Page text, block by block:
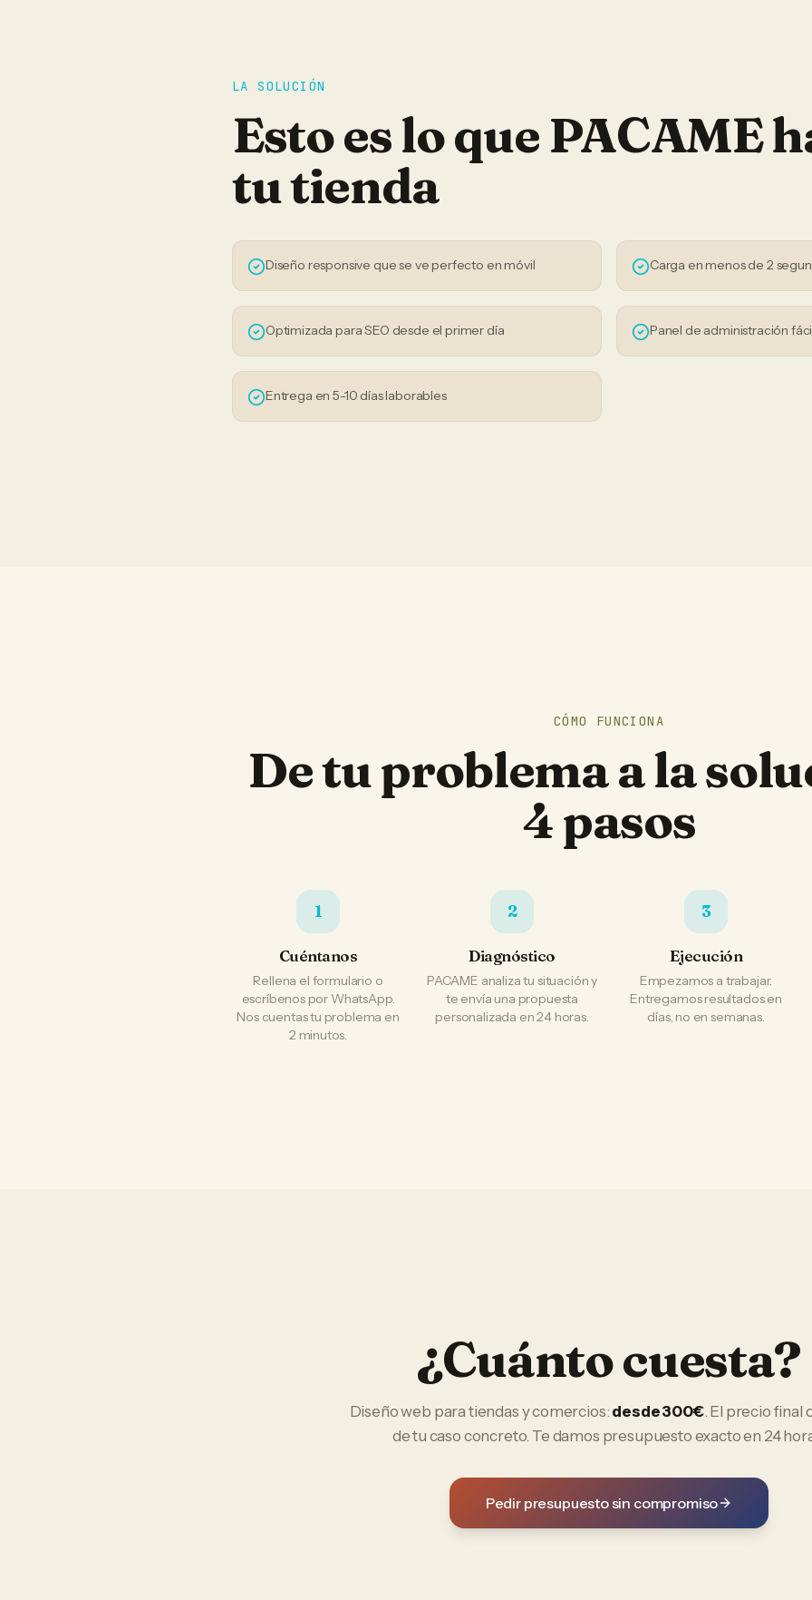
LA SOLUCIÓN
Esto es lo que PACAME
tutienda
Diseño responsive que se ve perfecto en móvil Carga en menos de 2
Optimizada para SEO desde el primer día Panel de administración
Entrega en 5-10 días laborables
CÓMO FUNCIONA
De tu problema a la
4 pasos
1
Cuéntanos
Rellena el formulario o
escríbenos por WhatsApp.
Nos cuentas tu problema en
2 minutos.
2
Diagnóstico
PACAME analiza tu situación y
te envía una propuesta
personalizada en 24 horas.
3
Ejecución
Empezamos a trabajar.
Entregamos resultados en
días, no en semanas.
¿Cuánto cuesta?
Diseño web paratiendas y comercios: desde 300€. El precio final
de tu caso concreto. Te damos presupuesto exacto en 24
Pedir presupuesto sin compromiso